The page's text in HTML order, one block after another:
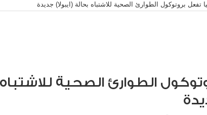
تفعل بروتوكول الطوارئ الصحية للاشتباه بحالة (ايبولا) جديدة
الطوارئ الصحية للاشتباه